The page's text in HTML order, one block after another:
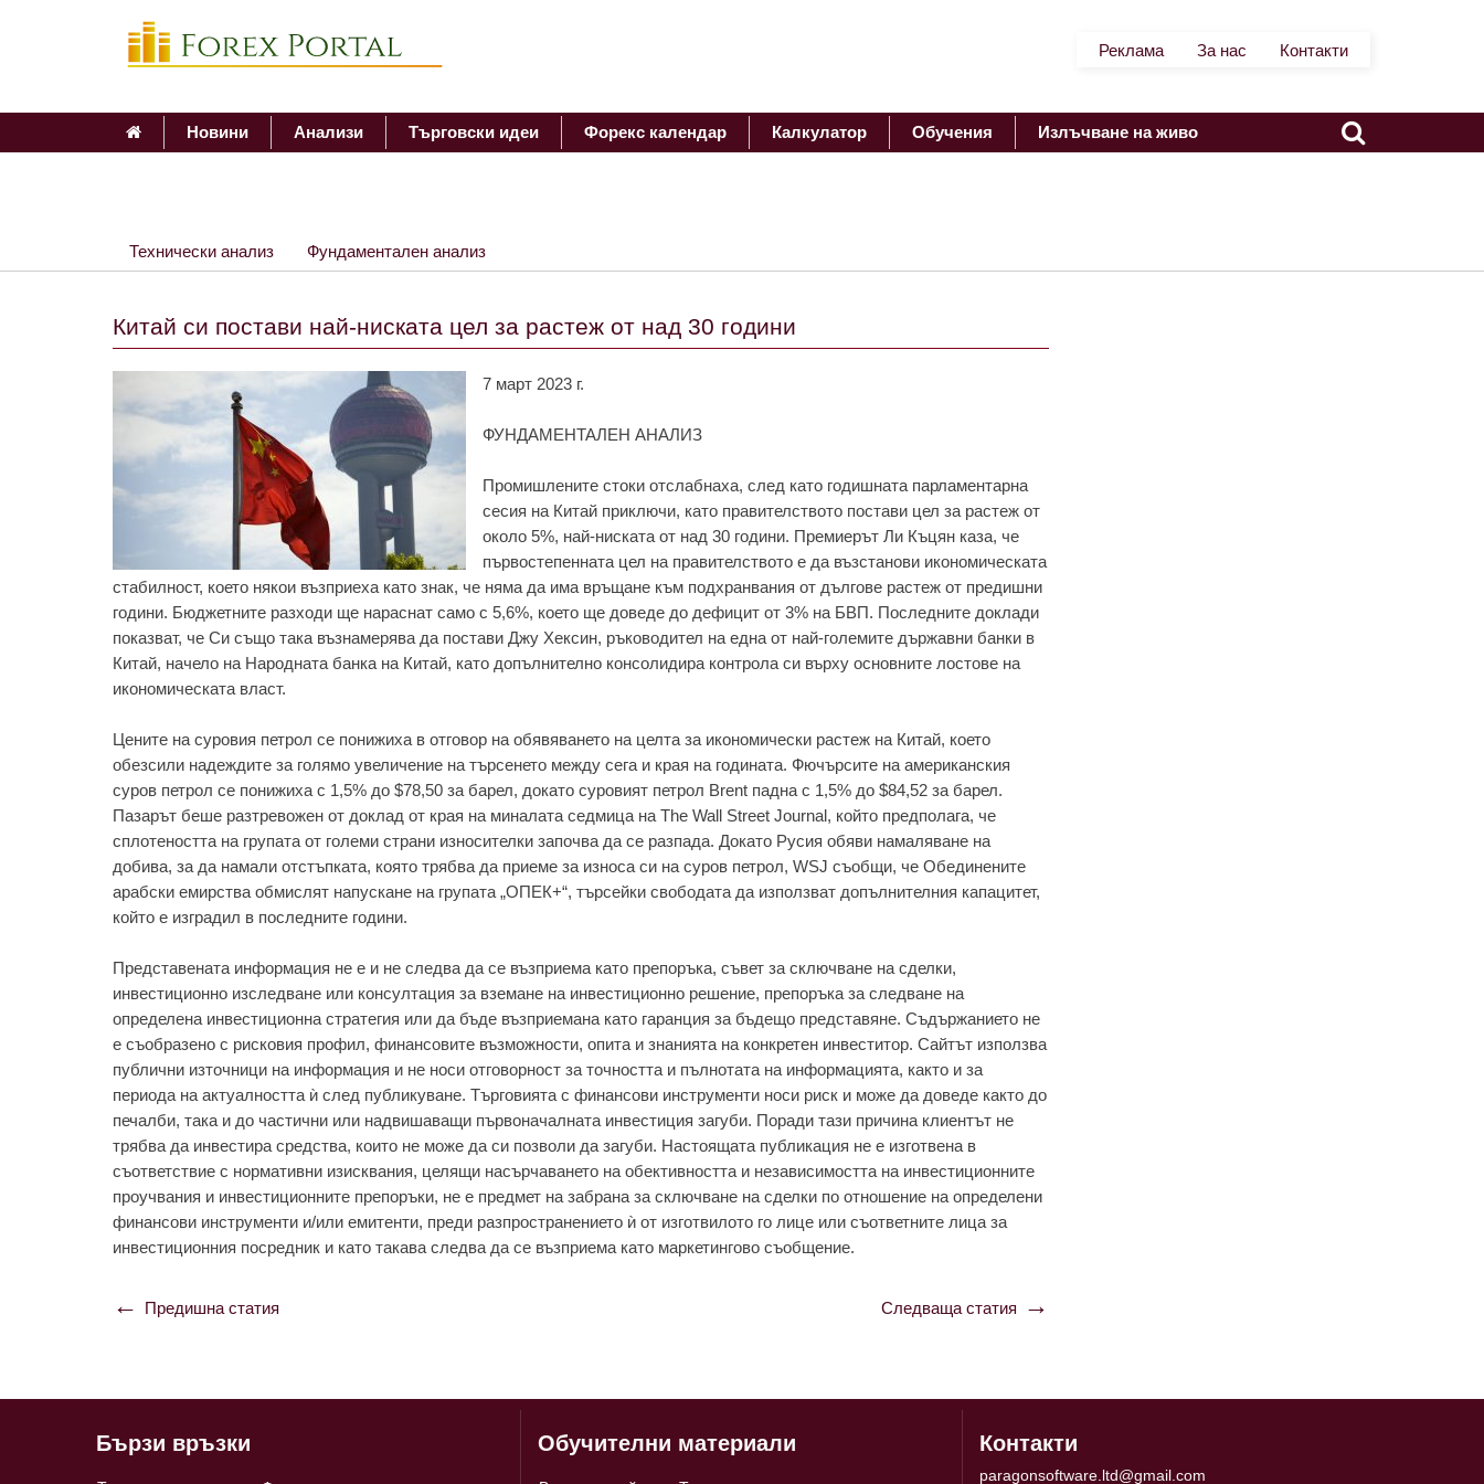
Реклама За нас Контакти
Новини Анализи Търговски идеи Форекс календар Калкулатор Обучения Излъчване на живо
Технически анализ Фундаментален анализ
Китай си постави най-ниската цел за растеж от над 30 години
7 март 2023 г.
ФУНДАМЕНТАЛЕН АНАЛИЗ
Промишлените стоки отслабнаха, след като годишната парламентарна
сесия на Китай приключи, като правителството постави цел за растеж от
около 5%, най-ниската от над 30 години. Премиерът Ли Къцян каза, че
първостепенната цел на правителството е да възстанови икономическата
стабилност, което някои възприеха като знак, че няма да има връщане към подхранвания от дългове растеж от предишни
години. Бюджетните разходи ще нараснат само с 5,6%, което ще доведе до дефицит от 3% на БВП. Последните доклади
показват, че Си също така възнамерява да постави Джу Хексин, ръководител на една от най-големите държавни банки в
Китай, начело на Народната банка на Китай, като допълнително консолидира контрола си върху основните лостове на
икономическата власт.
Цените на суровия петрол се понижиха в отговор на обявяването на целта за икономически растеж на Китай, което
обезсили надеждите за голямо увеличение на търсенето между сега и края на годината. Фючърсите на американския
суров петрол се понижиха с 1,5% до $78,50 за барел, докато суровият петрол Brent падна с 1,5% до $84,52 за барел.
Пазарът беше разтревожен от доклад от края на миналата седмица на The Wall Street Journal, който предполага, че
сплотеността на групата от големи страни износителки започва да се разпада. Докато Русия обяви намаляване на
добива, за да намали отстъпката, която трябва да приеме за износа си на суров петрол, WSJ съобщи, че Обединените
арабски емирства обмислят напускане на групата „ОПЕК+“, търсейки свободата да използват допълнителния капацитет,
който е изградил в последните години.
Представената информация не е и не следва да се възприема като препоръка, съвет за сключване на сделки,
инвестиционно изследване или консултация за вземане на инвестиционно решение, препоръка за следване на
определена инвестиционна стратегия или да бъде възприемана като гаранция за бъдещо представяне. Съдържанието не
е съобразено с рисковия профил, финансовите възможности, опита и знанията на конкретен инвеститор. Сайтът използва
публични източници на информация и не носи отговорност за точността и пълнотата на информацията, както и за
периода на актуалността ѝ след публикуване. Търговията с финансови инструменти носи риск и може да доведе както до
печалби, така и до частични или надвишаващи първоначалната инвестиция загуби. Поради тази причина клиентът не
трябва да инвестира средства, които не може да си позволи да загуби. Настоящата публикация не е изготвена в
съответствие с нормативни изисквания, целящи насърчаването на обективността и независимостта на инвестиционните
проучвания и инвестиционните препоръки, не е предмет на забрана за сключване на сделки по отношение на определени
финансови инструменти и/или емитенти, преди разпространението ѝ от изготвилото го лице или съответните лица за
инвестиционния посредник и като такава следва да се възприема като маркетингово съобщение.
Навигация
Предишна статия Следваща статия
Бързи връзки Обучителни материали Контакти
paragonsoftware.ltd@gmail.com